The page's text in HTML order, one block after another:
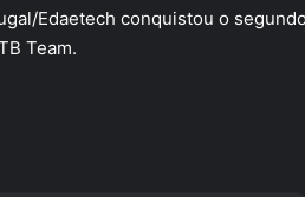
Edaetech conquistou o
Team.